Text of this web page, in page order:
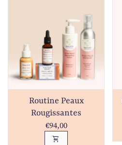
Routine Peaux
Rougissantes
Prix normal
€94,00
shopping_cart